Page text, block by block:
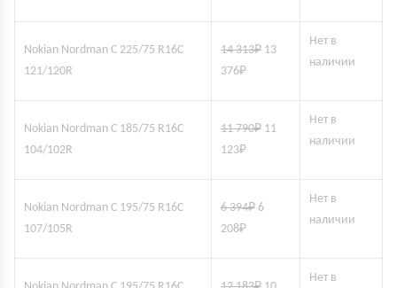
Nokian Nordman C 225/75 R16C
121/120R
14 313₽ 13
376₽
Нет в
наличии
Nokian Nordman C 185/75 R16C
104/102R
11 790₽ 11
123₽
Нет в
наличии
Nokian Nordman C 195/75 R16C
107/105R
6 394₽ 6
208₽
Нет в
наличии
Нет в